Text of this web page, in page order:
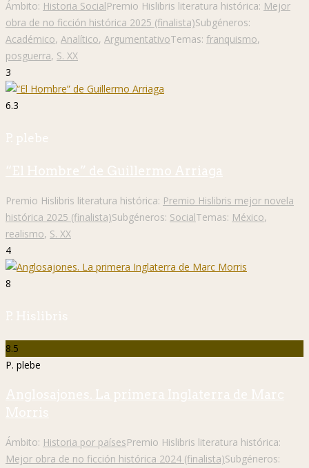
Ámbito: Historia SocialPremio Hislibris literatura histórica: Mejor
obra de no ficción histórica 2025 (finalista)Subgéneros:
Académico, Analítico, ArgumentativoTemas: franquismo,
posguerra, S. XX
3
6.3
P. plebe
“El Hombre” de Guillermo Arriaga
Premio Hislibris literatura histórica: Premio Hislibris mejor novela
histórica 2025 (finalista)Subgéneros: SocialTemas: México,
realismo, S. XX
4
8
P. Hislibris
8.5
P. plebe
Anglosajones. La primera Inglaterra de Marc
Morris
Ámbito: Historia por paísesPremio Hislibris literatura histórica:
Mejor obra de no ficción histórica 2024 (finalista)Subgéneros: